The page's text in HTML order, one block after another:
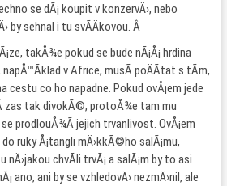
se dÃ¡ koupit v konzervÄ›, nebo
by sehnal i tu svÃ­Äkovou. Â
takÅ¾e pokud se bude nÃ¡Å¡ hrdina
napÅ™Ã­klad v Africe, musÃ­ poÄÃ­tat s tÃ­m,
cestu co ho napadne. Pokud ovÅ¡em jede
zas tak divokÃ©, protoÅ¾e tam mu
prodlouÅ¾Ã­ jejich trvanlivost. OvÅ¡em
ruky Å¡tangli mÄ›kkÃ©ho salÃ¡mu,
chvÃ­li trvÃ¡ a salÃ¡m by to asi
ano, ani by se vzhledovÄ› nezmÄ›nil, ale